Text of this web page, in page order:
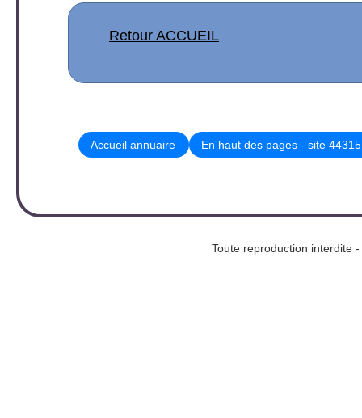
Retour ACCUEIL
Accueil annuaire En haut des pages - site 44315
Toute reproduction interdite